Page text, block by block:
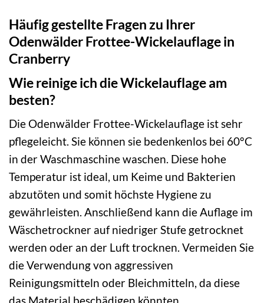
Häufig gestellte Fragen zu Ihrer
Odenwälder Frottee-Wickelauflage in
Cranberry
Wie reinige ich die Wickelauflage am
besten?
Die Odenwälder Frottee-Wickelauflage ist sehr
pflegeleicht. Sie können sie bedenkenlos bei 60°C
in der Waschmaschine waschen. Diese hohe
Temperatur ist ideal, um Keime und Bakterien
abzutöten und somit höchste Hygiene zu
gewährleisten. Anschließend kann die Auflage im
Wäschetrockner auf niedriger Stufe getrocknet
werden oder an der Luft trocknen. Vermeiden Sie
die Verwendung von aggressiven
Reinigungsmitteln oder Bleichmitteln, da diese